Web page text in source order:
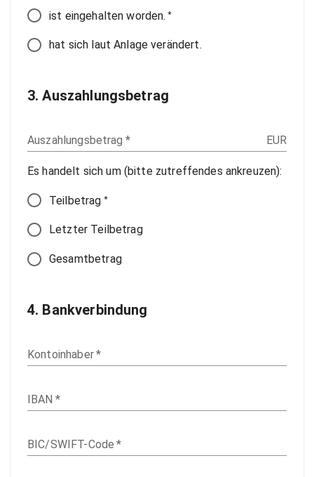
ist eingehalten worden. *
hat sich laut Anlage verändert.
3. Auszahlungsbetrag
Auszahlungsbetrag * EUR
Es handelt sich um (bitte zutreffendes ankreuzen):
Teilbetrag *
Letzter Teilbetrag
Gesamtbetrag
4. Bankverbindung
Kontoinhaber*
IBAN *
BIC/SWIFT-Code *